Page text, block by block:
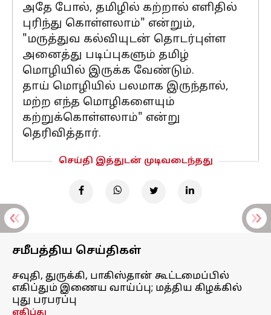
அதே போல், தமிழில் கற்றால் எளிதில்
புரிந்து கொள்ளலாம்" என்றும்,
"மருத்துவ கல்வியுடன் தொடர்புள்ள
அனைத்து படிப்புகளும் தமிழ்
மொழியில் இருக்க வேண்டும்.
தாய் மொழியில் பலமாக இருந்தால்,
மற்ற எந்த மொழிகளையும்
கற்றுக்கொள்ளலாம்" என்று
தெரிவித்தார்.
செய்தி இத்துடன் முடிவடைந்தது
சமீபத்திய செய்திகள்
சவுதி, துருக்கி, பாகிஸ்தான் கூட்டமைப்பில்
எகிப்தும் இணைய வாய்ப்பு; மத்திய கிழக்கில்
புது பரபரப்பு
எகிப்து